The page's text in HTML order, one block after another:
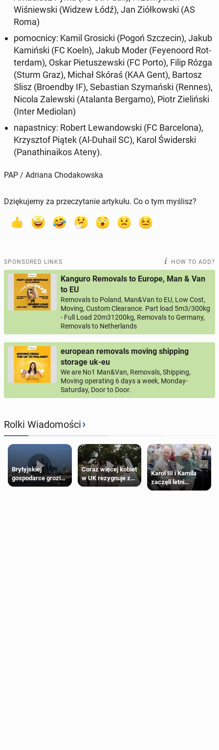
Wiśniews­ki (Widzew Łódź), Jan Ziółkows­ki (AS
Roma)
po­moc­ni­cy: Kamil Grosic­ki (Pogoń Szczecin), Jakub
Kamińs­ki (FC Koeln), Jakub Moder (Feyeno­ord Rot­
ter­dam), Oskar Pietuszews­ki (FC Porto), Filip Rózga
(Sturm Graz), Michał Skóraś (KAA Gent), Bartosz
Slisz (Broend­by IF), Se­bas­t­ian Szy­mańs­ki (Rennes),
Nicola Za­lews­ki (Ata­lan­ta Bergamo), Piotr Zielińs­ki
(Inter Medi­olan)
na­past­ni­cy: Robert Lewandows­ki (FC Barcelona),
Krzysztof Piątek (Al-Duhail SC), Karol Świder­s­ki
(Panathi­naikos Ateny).
PAP / Adriana Chodakowska
Dziękujemy za przeczytanie artykułu. Co o tym myślisz?
SPONSORED LINKS HOW TO ADD?
Kanguro Removals to Europe, Man & Van
to EU
Removals to Poland, Man&Van to EU, Low Cost,
Moving, Custom Clearance. Part load 5m3/300kg
- Full Load 20m31200kg, Removals to Germany,
Removals to Netherlands
european removals moving shipping
storage uk-eu
We are No1 Man&Van, Removals, Shipping,
Moving operating 6 days a week, Monday-
Saturday, Door to Door.
Rolki Wiadomości›
Brytyjskiej
gospodarce grozi
recesja, jeśli
Coraz więcej kobiet
w UK rezygnuje z
roli druhny na
Karol III i Kamila
zaczęli letni
odpoczynek po